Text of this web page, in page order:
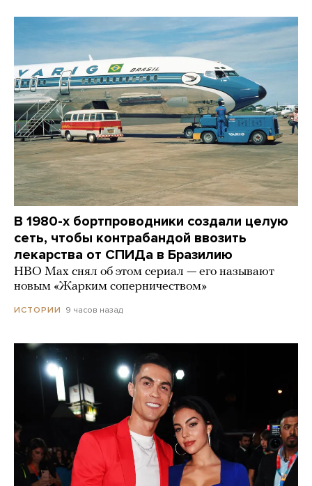
В 1980-х бортпроводники создали целую
сеть, чтобы контрабандой ввозить
лекарства от СПИДа в Бразилию
HBO Max снял об этом сериал — его называют
новым «Жарким соперничеством»
ИСТОРИИ 9 часов назад